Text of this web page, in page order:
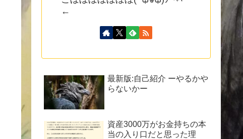
←
最新版:自己紹介 ーやるかや
らないかー
資産3000万がお金持ちの本
当の入り口だと思った理